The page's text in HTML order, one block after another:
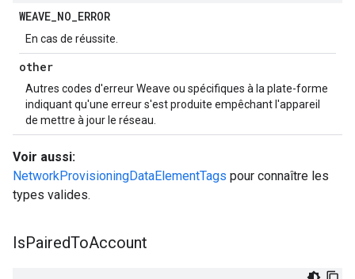
WEAVE_NO_ERROR
En cas de réussite.
other
Autres codes d'erreur Weave ou spécifiques à la plate-forme
indiquant qu'une erreur s'est produite empêchant l'appareil
de mettre à jour le réseau.
Voir aussi:
NetworkProvisioningDataElementTags pour connaître les
types valides.
IsPairedToAccount